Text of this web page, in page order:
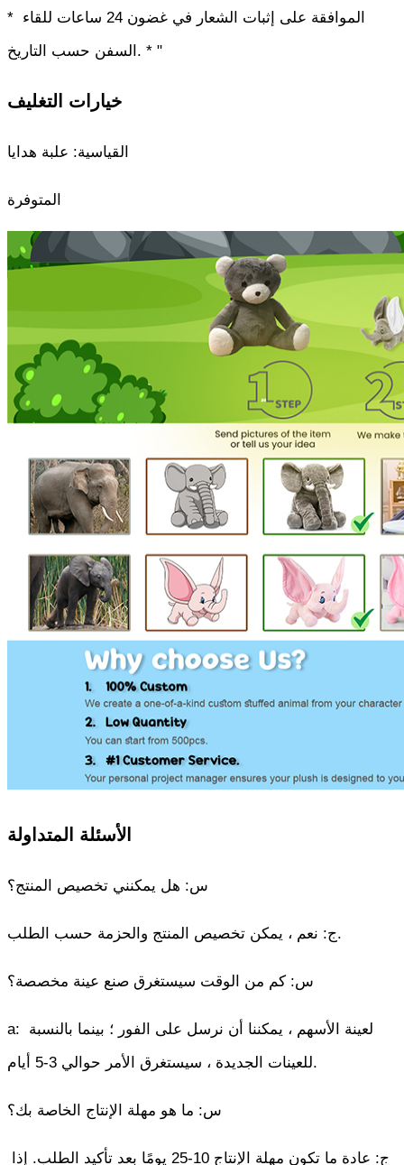
* الموافقة على إثبات الشعار في غضون 24 ساعات للقاء
السفن حسب التاريخ. * "
خيارات التغليف
القياسية: علبة هدايا
المتوفرة
الأسئلة المتداولة
س: هل يمكنني تخصيص المنتج؟
ج: نعم ، يمكن تخصيص المنتج والحزمة حسب الطلب.
س: كم من الوقت سيستغرق صنع عينة مخصصة؟
a: لعينة الأسهم ، يمكننا أن نرسل على الفور ؛ بينما بالنسبة
للعينات الجديدة ، سيستغرق الأمر حوالي 3-5 أيام.
س: ما هو مهلة الإنتاج الخاصة بك؟